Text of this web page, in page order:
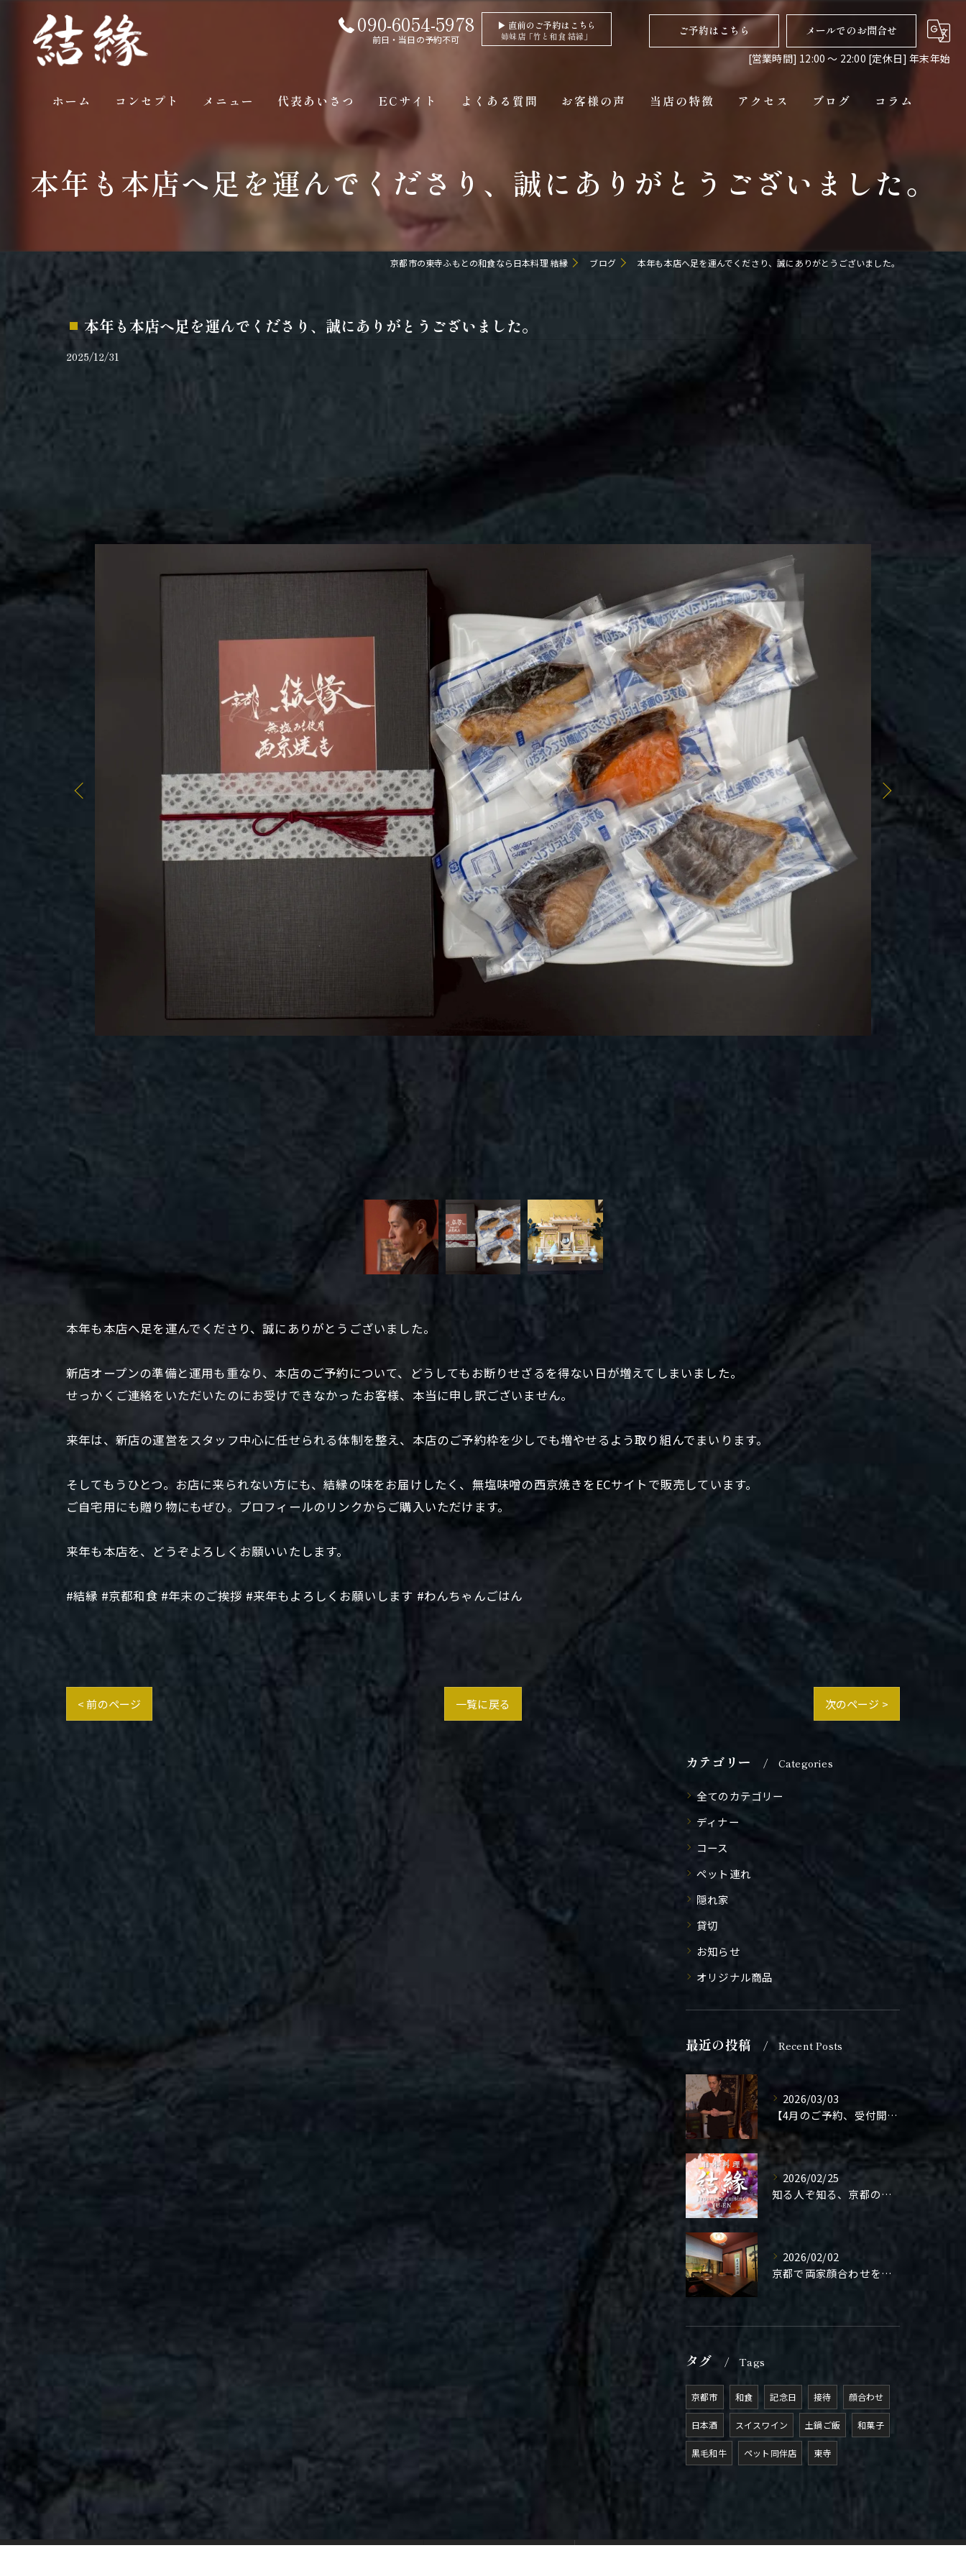
090-6054-5978
前日・当日の予約不可
▶ 直前のご予約はこちら
姉妹店「竹と和食 結縁」 ご予約はこちら
メールでのお問合せ
[営業時間] 12:00 〜 22:00 [定休日] 年末年始
ホーム コンセプト メニュー 代表あいさつ ECサイト よくある質問 お客様の声 当店の特徴
コース
隠れ家
アクセス ブログ コラム
本年も本店へ足を運んでくださり、誠にありがとうございました。
京都市の東寺ふもとの和食なら日本料理 結縁 ブログ 本年も本店へ足を運んでくださり、誠にありがとうございました。
本年も本店へ足を運んでくださり、誠にありがとうございました。
2025/12/31
本年も本店へ足を運んでくださり、誠にありがとうございました。
新店オープンの準備と運用も重なり、本店のご予約について、どうしてもお断りせざるを得ない日が増えてしまいました。
せっかくご連絡をいただいたのにお受けできなかったお客様、本当に申し訳ございません。
来年は、新店の運営をスタッフ中心に任せられる体制を整え、本店のご予約枠を少しでも増やせるよう取り組んでまいります。
そしてもうひとつ。お店に来られない方にも、結縁の味をお届けしたく、無塩味噌の西京焼きをECサイトで販売しています。
ご自宅用にも贈り物にもぜひ。プロフィールのリンクからご購入いただけます。
来年も本店を、どうぞよろしくお願いいたします。
#結縁 #京都和食 #年末のご挨拶 #来年もよろしくお願いします #わんちゃんごはん
< 前のページ 一覧に戻る 次のページ >
カテゴリー Categories
全てのカテゴリー
ディナー
コース
ペット連れ
隠れ家
貸切
お知らせ
オリジナル商品
最近の投稿 Recent Posts
2026/03/03
【4月のご予約、受付開始しました】
2026/02/25
知る人ぞ知る、京都の隠れ家。
2026/02/02
京都で両家顔合わせをご検討の方へ。
タグ Tags
京都市 和食 記念日 接待 顔合わせ
日本酒 スイスワイン 土鍋ご飯 和菓子
黒毛和牛 ペット同伴店 東寺